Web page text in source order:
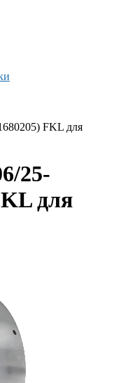
FKL для
25-
для